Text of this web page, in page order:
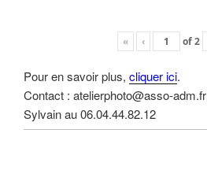
« ‹ of2
Pour en savoir plus, cliquer ici.
Contact : atelierphoto@asso-adm.fr
Sylvain au 06.04.44.82.12